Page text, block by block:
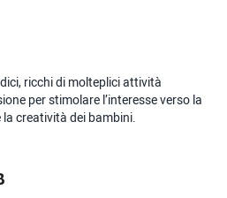
ricchi di molteplici attività
per stimolare l’interesse verso la
creatività dei bambini.